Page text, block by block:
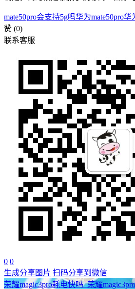
mate50pro会支持5g吗华为mate50pro华
赞 (0)
联系客服
0 0
生成分享图片 扫码分享到微信
荣耀magic3pro耗电快吗_荣耀